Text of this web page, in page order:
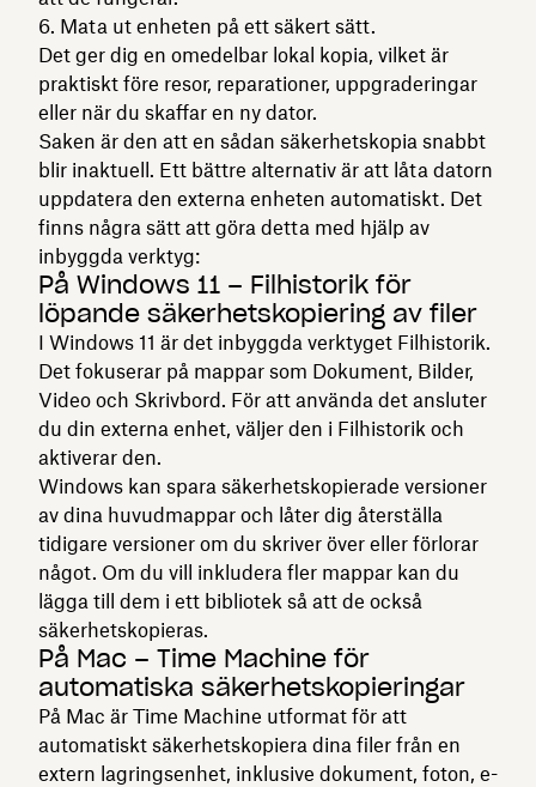
Mata ut enheten på ett säkert sätt.
Det ger dig en omedelbar lokal kopia, vilket är
praktiskt före resor, reparationer, uppgraderingar
eller när du skaffar en ny dator.
Saken är den att en sådan säkerhetskopia snabbt
blir inaktuell. Ett bättre alternativ är att låta datorn
uppdatera den externa enheten automatiskt. Det
finns några sätt att göra detta med hjälp av
inbyggda verktyg:
På Windows 11 – Filhistorik för
löpande säkerhetskopiering av filer
I Windows 11 är det inbyggda verktyget Filhistorik.
Det fokuserar på mappar som Dokument, Bilder,
Video och Skrivbord. För att använda det ansluter
du din externa enhet, väljer den i Filhistorik och
aktiverar den.
Windows kan spara säkerhetskopierade versioner
av dina huvudmappar och låter dig återställa
tidigare versioner om du skriver över eller förlorar
något. Om du vill inkludera fler mappar kan du
lägga till dem i ett bibliotek så att de också
säkerhetskopieras.
På Mac – Time Machine för
automatiska säkerhetskopieringar
På Mac är Time Machine utformat för att
automatiskt säkerhetskopiera dina filer från en
extern lagringsenhet, inklusive dokument, foton, e-